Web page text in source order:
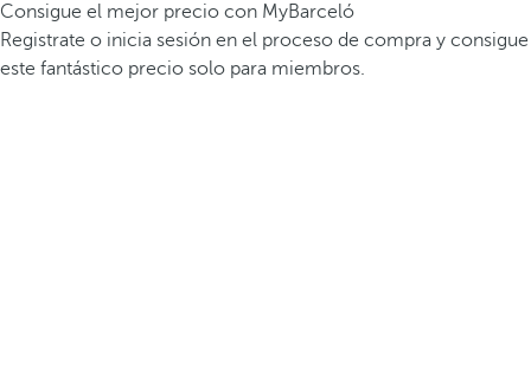
Consigue el mejor precio con MyBarceló
Registrate o inicia sesión en el proceso de compra y consigue
este fantástico precio solo para miembros.